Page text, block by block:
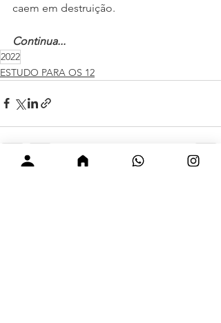
caem em destruição.
Continua...
2022
ESTUDO PARA OS 12